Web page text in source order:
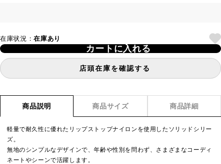
在庫状況：在庫あり
カートに入れる
店頭在庫を確認する
商品説明 商品サイズ 商品詳細
軽量で耐久性に優れたリップストップナイロンを使用したソリッドシリー
ズ。
無地のシンプルなデザインで、年齢や性別を問わず、さまざまなコーディ
ネートやシーンで活躍します。